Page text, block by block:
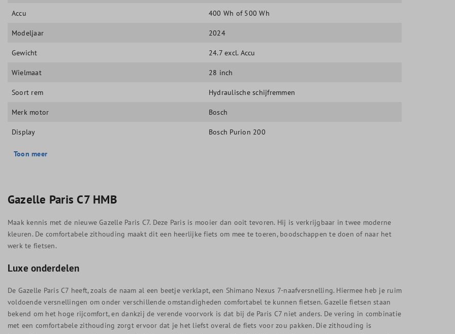
Accu 400 Wh of 500 Wh
Modeljaar 2024
Gewicht 24.7 excl. Accu
Wielmaat 28 inch
Soort rem Hydraulische schijfremmen
Merk motor Bosch
Display Bosch Purion 200
Toon meer
Gazelle Paris C7 HMB
Maak kennis met de nieuwe Gazelle Paris C7. Deze Paris is mooier dan ooit tevoren. Hij is verkrijgbaar in twee moderne
kleuren. De comfortabele zithouding maakt dit een heerlijke fiets om mee te toeren, boodschappen te doen of naar het
werk te fietsen.
Luxe onderdelen
De Gazelle Paris C7 heeft, zoals de naam al een beetje verklapt, een Shimano Nexus 7-naafversnelling. Hiermee heb je ruim
voldoende versnellingen om onder verschillende omstandigheden comfortabel te kunnen fietsen. Gazelle fietsen staan
bekend om het hoge rijcomfort, en dankzij de verende voorvork is dat bij de Paris C7 niet anders. De vering in combinatie
met een comfortabele zithouding zorgt ervoor dat je het liefst overal de fiets voor zou pakken. Die zithouding is